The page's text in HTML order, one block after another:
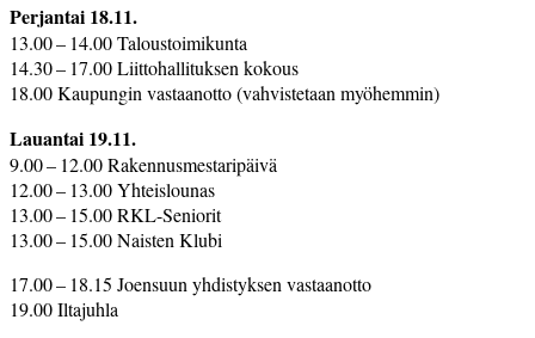
Perjantai 18.11.
13.00 – 14.00 Taloustoimikunta
14.30 – 17.00 Liittohallituksen kokous
18.00 Kaupungin vastaanotto (vahvistetaan myöhemmin)
Lauantai 19.11.
9.00 – 12.00 Rakennusmestaripäivä
12.00 – 13.00 Yhteislounas
13.00 – 15.00 RKL-Seniorit
13.00 – 15.00 Naisten Klubi
17.00 – 18.15 Joensuun yhdistyksen vastaanotto
19.00 Iltajuhla